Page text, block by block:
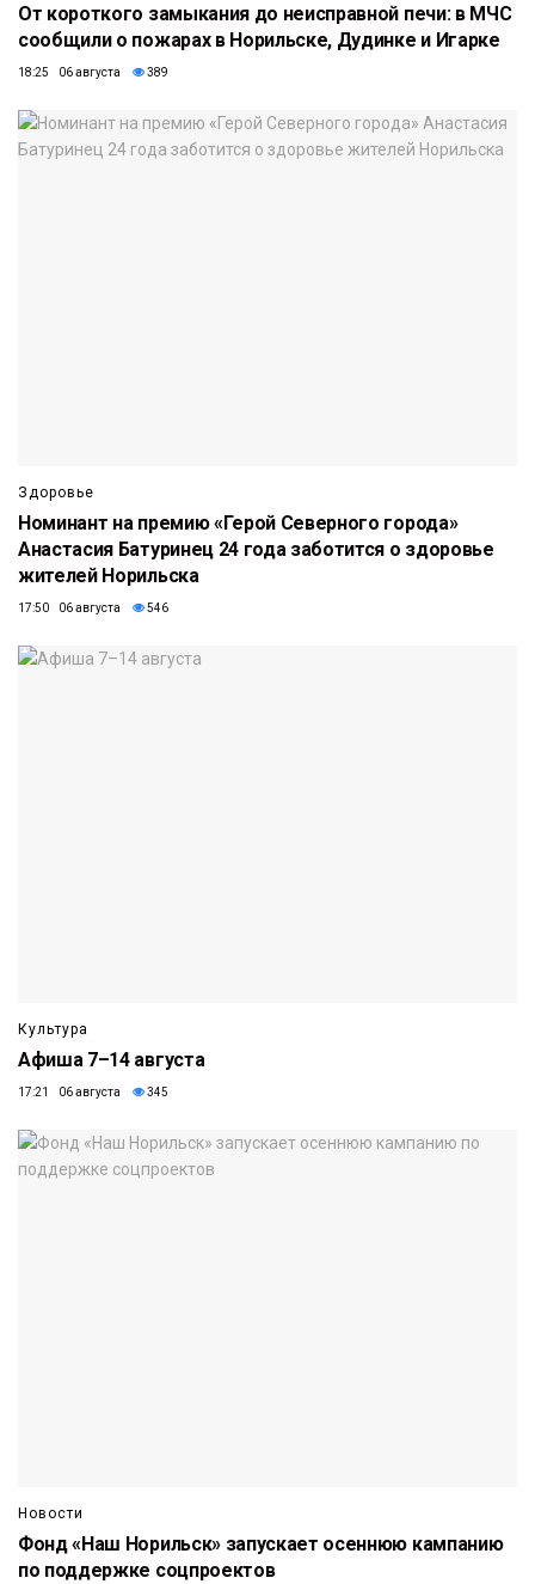
От короткого замыкания до неисправной печи: в МЧС
сообщили о пожарах в Норильске, Дудинке и Игарке
18:25 06 августа 389
Здоровье
Номинант на премию «Герой Северного города»
Анастасия Батуринец 24 года заботится о здоровье
жителей Норильска
17:50 06 августа 546
Культура
Афиша 7–14 августа
17:21 06 августа 345
Новости
Фонд «Наш Норильск» запускает осеннюю кампанию
по поддержке соцпроектов